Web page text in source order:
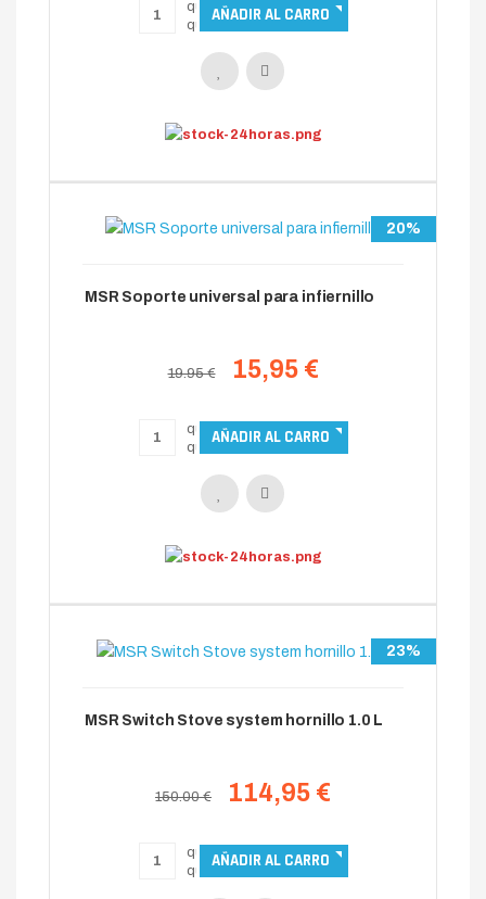
20%
MSR Soporte universal para infiernillo
19.95 € 15,95 €
23%
MSR Switch Stove system hornillo 1.0 L
150.00 € 114,95 €